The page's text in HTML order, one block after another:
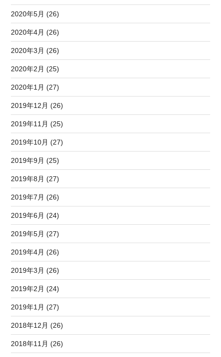
2020年5月 (26)
2020年4月 (26)
2020年3月 (26)
2020年2月 (25)
2020年1月 (27)
2019年12月 (26)
2019年11月 (25)
2019年10月 (27)
2019年9月 (25)
2019年8月 (27)
2019年7月 (26)
2019年6月 (24)
2019年5月 (27)
2019年4月 (26)
2019年3月 (26)
2019年2月 (24)
2019年1月 (27)
2018年12月 (26)
2018年11月 (26)